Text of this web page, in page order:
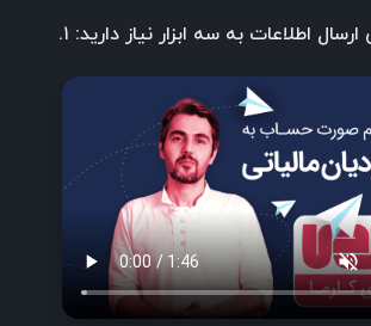
طبق قانون ابلاغی، مودیان مالیاتی جهت ارسال صورتحساب‌های خود می‌بایست اطلاعات را به سرویس صورتحساب‌های الکترونیکی مودیان ارسال نمایند. برای ارسال اطلاعات به سه ابزار نیاز دارید: ۱.